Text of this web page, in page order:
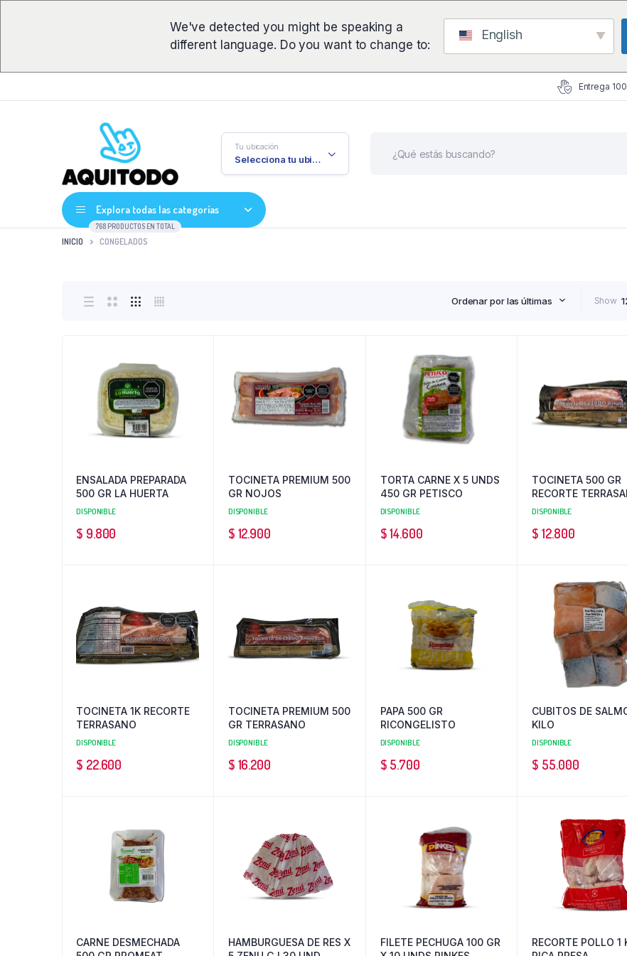
We've detected you might be speaking a
different language. Do you want to change to:
English
Entrega
Tu ubicación
Selecciona tu ubicación
Explora todas las categorías
768 PRODUCTOS EN TOTAL
INICIO CONGELADOS
Ordenar por las últimas Show
ENSALADA PREPARADA
500 GR LA HUERTA
DISPONIBLE
$ 9.800
TOCINETA PREMIUM 500
GR NOJOS
DISPONIBLE
$ 12.900
TORTA CARNE X 5 UNDS
450 GR PETISCO
DISPONIBLE
$14.600
TOCINETA 500 GR
RECORTE
DISPONIBLE
$ 12.800
TOCINETA 1K RECORTE
TERRASANO
DISPONIBLE
$ 22.600
TOCINETA PREMIUM 500
GR TERRASANO
DISPONIBLE
$ 16.200
PAPA 500 GR
RICONGELISTO
DISPONIBLE
$ 5.700
CUBITOS DE
KILO
DISPONIBLE
$ 55.000
CARNE DESMECHADA
HAMBURGUESA DE RES X
FILETE PECHUGA 100 GR
RECORTE POLLO 1